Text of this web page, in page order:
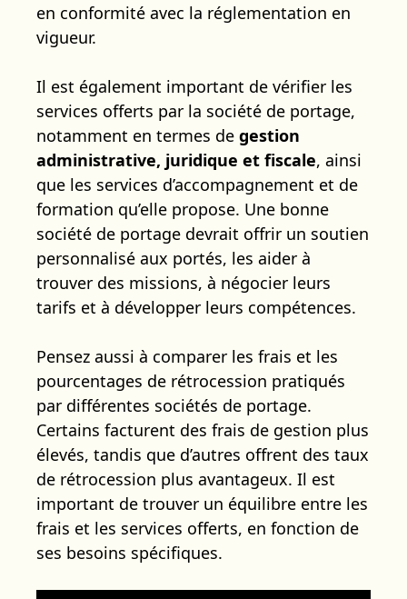
en conformité avec la réglementation en
vigueur.
Il est également important de vérifier les
services offerts par la société de portage,
notamment en termes de gestion
administrative, juridique et fiscale, ainsi
que les services d’accompagnement et de
formation qu’elle propose. Une bonne
société de portage devrait offrir un soutien
personnalisé aux portés, les aider à
trouver des missions, à négocier leurs
tarifs et à développer leurs compétences.
Pensez aussi à comparer les frais et les
pourcentages de rétrocession pratiqués
par différentes sociétés de portage.
Certains facturent des frais de gestion plus
élevés, tandis que d’autres offrent des taux
de rétrocession plus avantageux. Il est
important de trouver un équilibre entre les
frais et les services offerts, en fonction de
ses besoins spécifiques.